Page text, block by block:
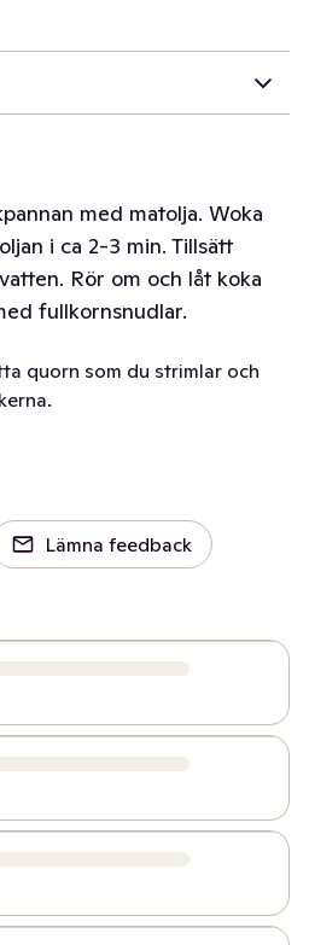
med matolja. Woka
i ca 2-3 min. Tillsätt
Rör om och låt koka
fullkornsnudlar.
quorn som du strimlar och
Lämna feedback